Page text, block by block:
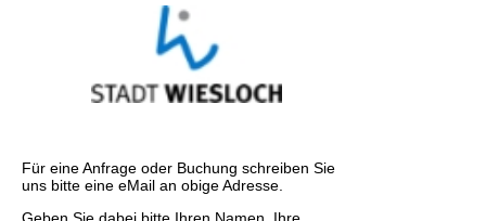
Für eine Anfrage oder Buchung schreiben Sie
uns bitte eine eMail an obige Adresse.